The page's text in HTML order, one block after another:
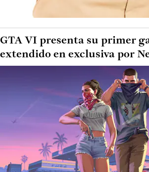
GTA VI presenta su primer
extendido en exclusiva por